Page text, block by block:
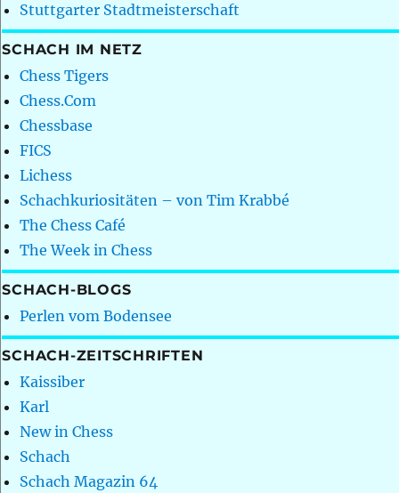
Stuttgarter Stadtmeisterschaft
SCHACH IM NETZ
Chess Tigers
Chess.Com
Chessbase
FICS
Lichess
Schachkuriositäten – von Tim Krabbé
The Chess Café
The Week in Chess
SCHACH-BLOGS
Perlen vom Bodensee
SCHACH-ZEITSCHRIFTEN
Kaissiber
Karl
New in Chess
Schach
Schach Magazin 64